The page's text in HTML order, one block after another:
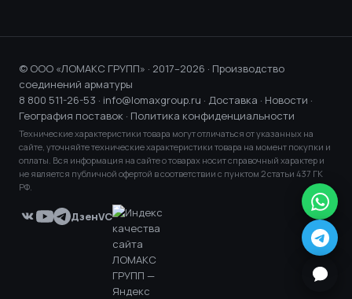
© ООО «ЛОМАКС ГРУПП» · 2017–2026 · Производство
соединений арматуры
8 800 511-26-53 · info@lomaxgroup.ru · Доставка · Новости ·
География поставок · Политика конфиденциальности
Технические характеристики товара могут отличаться от указанных на
сайте, уточняйте технические характеристики товара на момент покупки и
оплаты. Вся информация на сайте о товарах носит справочный характер и
не является публичной офертой в соответствии с пунктом 2 статьи 437 ГК
РФ.
ДзенVC